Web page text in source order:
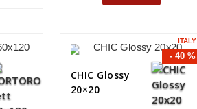
- 40 %
ITALY
CHIC Glossy
20×20